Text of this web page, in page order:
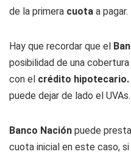
de la primera cuota a pagar.
Hay que recordar que el
posibilidad de una
con el crédito hipotecario.
puede dejar de lado el UVAs.
Banco Nación puede
cuota inicial en este caso,